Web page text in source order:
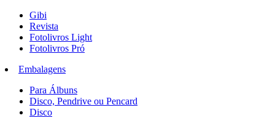
Gibi
Revista
Fotolivros Light
Fotolivros Pró
Embalagens
Para Álbuns
Disco, Pendrive ou Pencard
Disco